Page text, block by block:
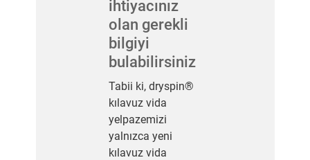
ihtiyacınız
olan gerekli
bilgiyi
bulabilirsiniz
Tabii ki, dryspin®
kılavuz vida
yelpazemizi
yalnızca yeni
kılavuz vida